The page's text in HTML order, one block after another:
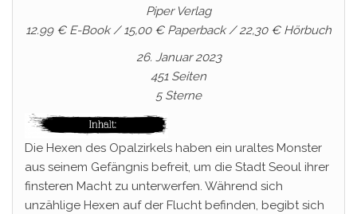
Piper Verlag
12.99 € E-Book / 15,00 € Paperback / 22,30 € Hörbuch
26. Januar 2023
451 Seiten
5 Sterne
Die Hexen des Opalzirkels haben ein uraltes Monster
aus seinem Gefängnis befreit, um die Stadt Seoul ihrer
finsteren Macht zu unterwerfen. Während sich
unzählige Hexen auf der Flucht befinden, begibt sich